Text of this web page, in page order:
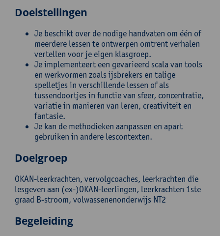
Doelstellingen
Je beschikt over de nodige handvaten om één of
meerdere lessen te ontwerpen omtrent verhalen
vertellen voor je eigen klasgroep.
Je implementeert een gevarieerd scala van tools
en werkvormen zoals ijsbrekers en talige
spelletjes in verschillende lessen of als
tussendoortjes in functie van sfeer, concentratie,
variatie in manieren van leren, creativiteit en
fantasie.
Je kan de methodieken aanpassen en apart
gebruiken in andere lescontexten.
Doelgroep
OKAN-leerkrachten, vervolgcoaches, leerkrachten die
lesgeven aan (ex-)OKAN-leerlingen, leerkrachten 1ste
graad B-stroom, volwassenenonderwijs NT2
Begeleiding